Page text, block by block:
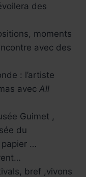
des
moments
avec des
: l’artiste
avec All
Guimet ,
du
papier …
bref ,vivons